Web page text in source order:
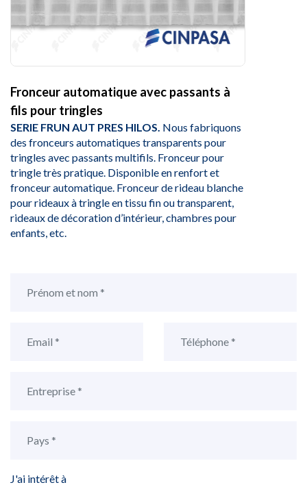
Fronceur automatique avec passants à
fils pour tringles
SERIE FRUN AUT PRES HILOS. Nous fabriquons
des fronceurs automatiques transparents pour
tringles avec passants multifils. Fronceur pour
tringle très pratique. Disponible en renfort et
fronceur automatique. Fronceur de rideau blanche
pour rideaux à tringle en tissu fin ou transparent,
rideaux de décoration d’intérieur, chambres pour
enfants, etc.
J'ai intérêt à